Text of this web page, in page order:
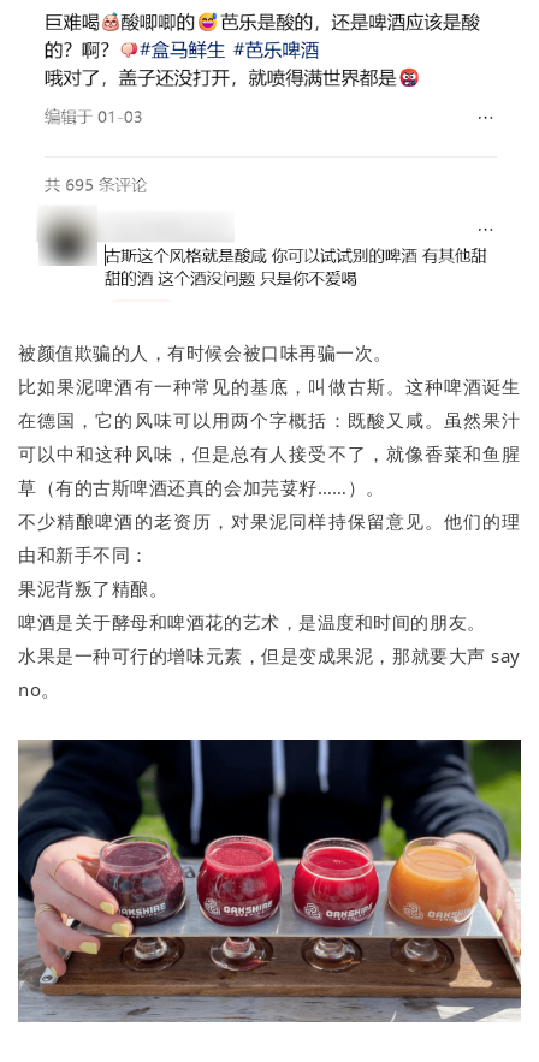
被颜值欺骗的人，有时候会被口味再骗一次。
比如果泥啤酒有一种常见的基底，叫做古斯。这种啤酒诞生
在德国，它的风味可以用两个字概括：既酸又咸。虽然果汁
可以中和这种风味，但是总有人接受不了，就像香菜和鱼腥
草（有的古斯啤酒还真的会加芫荽籽……）。
不少精酿啤酒的老资历，对果泥同样持保留意见。他们的理
由和新手不同：
果泥背叛了精酿。
啤酒是关于酵母和啤酒花的艺术，是温度和时间的朋友。
水果是一种可行的增味元素，但是变成果泥，那就要大声 say
no。